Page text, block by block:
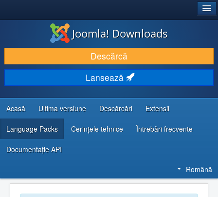
DESCARCĂ & ȘI EXTINDE
DESCOPERĂ & ÎNVAȚĂ
COMUNITATE & SUPORT
RESURSE DEZVOLTATORI
Joomla! Downloads
Descărcă
Lansează
Acasă Ultima versiune Descărcări Extensii
Language Packs Cerințele tehnice Întrebări frecvente
Documentaţie API
Română